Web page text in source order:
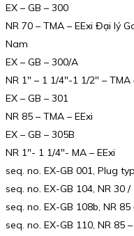
EX – GB – 300
NR 70 – TMA – EExi Đại lý
Nam
EX – GB – 300/A
NR 1″ – 1 1/4″-1 1/2″ – TMA
EX – GB – 301
NR 85 – TMA – EExi
EX – GB – 305B
NR 1″- 1 1/4″- MA – EExi
seq. no. EX-GB 001, Plug
seq. no. EX-GB 104, NR 30
seq. no. EX-GB 108b, NR
seq. no. EX-GB 110, NR 85